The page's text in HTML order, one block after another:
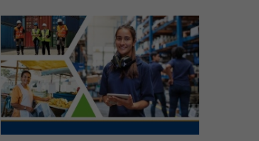
lançamento da publicação “BNDES Exim: 35
anos de apoio às exportações brasileiras”.